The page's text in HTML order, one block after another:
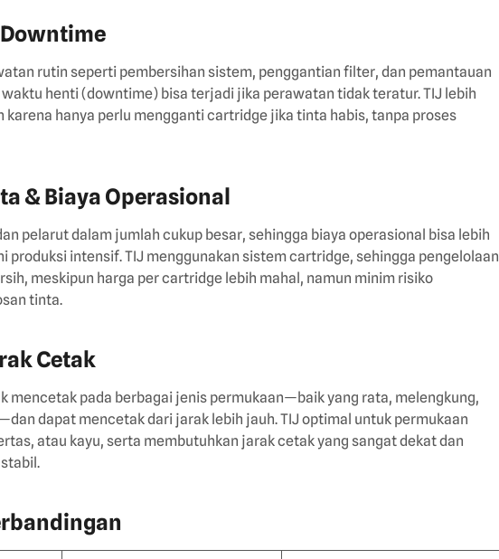
rutin seperti pembersihan sistem, penggantian filter, dan pemantauan
henti (downtime) bisa terjadi jika perawatan tidak teratur. TIJ lebih
karena hanya perlu mengganti cartridge jika tinta habis, tanpa proses
& Biaya Operasional
pelarut dalam jumlah cukup besar, sehingga biaya operasional bisa lebih
produksi intensif. TIJ menggunakan sistem cartridge, sehingga pengelolaan
meskipun harga per cartridge lebih mahal, namun minim risiko
tinta.
Cetak
mencetak pada berbagai jenis permukaan—baik yang rata, melengkung,
dapat mencetak dari jarak lebih jauh. TIJ optimal untuk permukaan
atau kayu, serta membutuhkan jarak cetak yang sangat dekat dan